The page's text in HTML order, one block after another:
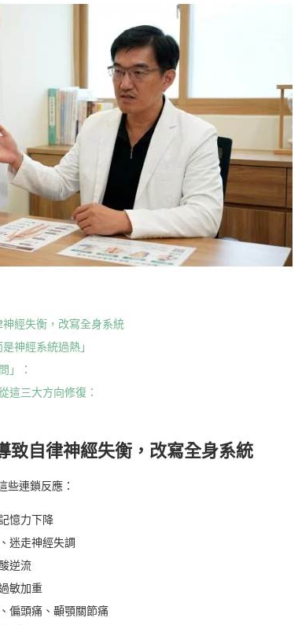
經失衡，改寫全身系統
神經系統過熱」
」：
這三大方向修復：
致自律神經失衡，改寫全身系統
些連鎖反應：
憶力下降
迷走神經失調
逆流
敏加重
偏頭痛、顳顎關節痛